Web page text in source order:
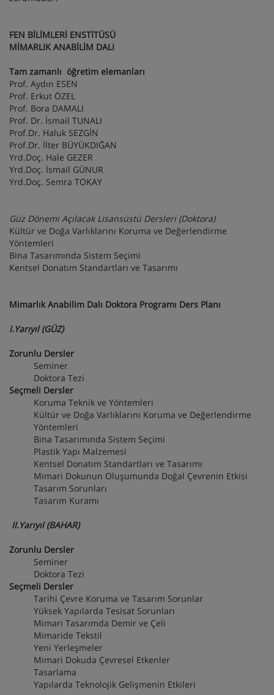
FEN BİLİMLERİ ENSTİTÜSÜ
MİMARLIK ANABİLİM DALI
Tam zamanlı öğretim elemanları
Prof. Aydın ESEN
Prof. Erkut ÖZEL
Prof. Bora DAMALI
Prof. Dr. İsmail TUNALI
Prof.Dr. Haluk SEZGİN
Prof.Dr. İlter BÜYÜKDIĞAN
Yrd.Doç. Hale GEZER
Yrd.Doç. İsmail GÜNUR
Yrd.Doç. Semra TOKAY
Güz Dönemi Açılacak Lisansüstü Dersleri (Doktora)
Kültür ve Doğa Varlıklarını Koruma ve Değerlendirme
Yöntemleri
Bina Tasarımında Sistem Seçimi
Kentsel Donatım Standartları ve Tasarımı
Mimarlık Anabilim Dalı Doktora Programı Ders Planı
I.Yarıyıl (GÜZ)
Zorunlu Dersler
Seminer
Doktora Tezi
Seçmeli Dersler
Koruma Teknik ve Yöntemleri
Kültür ve Doğa Varlıklarını Koruma ve Değerlendirme
Yöntemleri
Bina Tasarımında Sistem Seçimi
Plastik Yapı Malzemesi
Kentsel Donatım Standartları ve Tasarımı
Mimari Dokunun Oluşumunda Doğal Çevrenin Etkisi
Tasarım Sorunları
Tasarım Kuramı
II.Yarıyıl (BAHAR)
Zorunlu Dersler
Seminer
Doktora Tezi
Seçmeli Dersler
Tarihi Çevre Koruma ve Tasarım Sorunlar
Yüksek Yapılarda Tesisat Sorunları
Mimari Tasarımda Demir ve Çeli
Mimaride Tekstil
Yeni Yerleşmeler
Mimari Dokuda Çevresel Etkenler
Tasarlama
Yapılarda Teknolojik Gelişmenin Etkileri